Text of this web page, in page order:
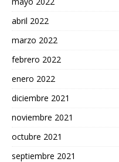
abril 2022
marzo 2022
febrero 2022
enero 2022
diciembre 2021
noviembre 2021
octubre 2021
septiembre 2021